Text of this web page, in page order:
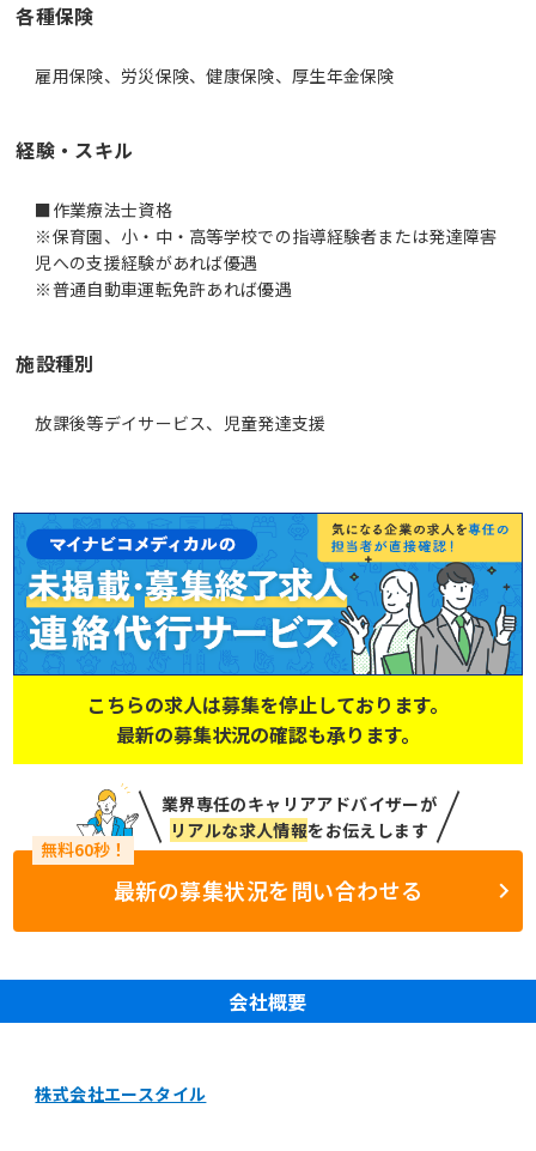
各種保険
雇用保険、労災保険、健康保険、厚生年金保険
経験・スキル
■作業療法士資格
※保育園、小・中・高等学校での指導経験者または発達障害
児への支援経験があれば優遇
※普通自動車運転免許あれば優遇
施設種別
放課後等デイサービス、児童発達支援
こちらの求人は募集を停止しております。
最新の募集状況の確認も承ります。
業界専任のキャリアアドバイザーが
リアルな求人情報をお伝えします
最新の募集状況を問い合わせる
会社概要
株式会社エースタイル